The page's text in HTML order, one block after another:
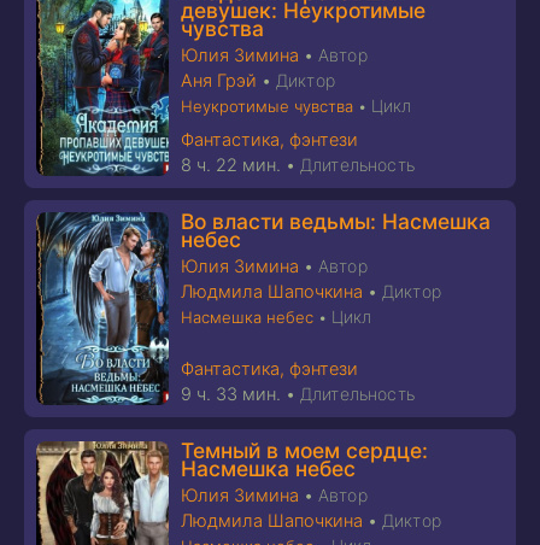
девушек: Неукротимые
чувства
Юлия Зимина • Автор
Аня Грэй • Диктор
Неукротимые чувства • Цикл
Фантастика, фэнтези
8 ч. 22 мин. • Длительность
Во власти ведьмы: Насмешка
небес
Юлия Зимина • Автор
Людмила Шапочкина • Диктор
Насмешка небес • Цикл
Фантастика, фэнтези
9 ч. 33 мин. • Длительность
Темный в моем сердце:
Насмешка небес
Юлия Зимина • Автор
Людмила Шапочкина • Диктор